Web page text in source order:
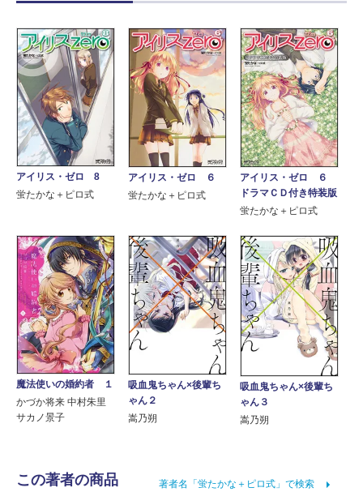
アイリス・ゼロ 8
蛍たかな＋ピロ式
アイリス・ゼロ ６
蛍たかな＋ピロ式
アイリス・ゼロ ６
ドラマＣＤ付き特装版
蛍たかな＋ピロ式
魔法使いの婚約者 １
かづか将来 中村朱里
サカノ景子
吸血鬼ちゃん×後輩ち
ゃん２
嵩乃朔
吸血鬼ちゃん×後輩ち
ゃん３
嵩乃朔
この著者の商品 著者名「蛍たかな＋ピロ式」で検索